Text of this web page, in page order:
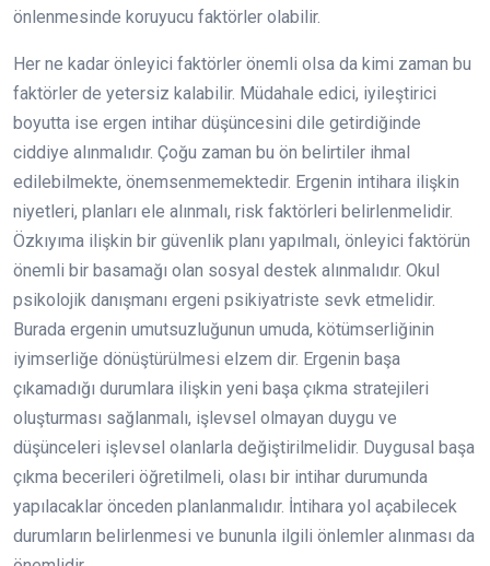
önlenmesinde koruyucu faktörler olabilir.
Her ne kadar önleyici faktörler önemli olsa da kimi zaman bu
faktörler de yetersiz kalabilir. Müdahale edici, iyileştirici
boyutta ise ergen intihar düşüncesini dile getirdiğinde
ciddiye alınmalıdır. Çoğu zaman bu ön belirtiler ihmal
edilebilmekte, önemsenmemektedir. Ergenin intihara ilişkin
niyetleri, planları ele alınmalı, risk faktörleri belirlenmelidir.
Özkıyıma ilişkin bir güvenlik planı yapılmalı, önleyici faktörün
önemli bir basamağı olan sosyal destek alınmalıdır. Okul
psikolojik danışmanı ergeni psikiyatriste sevk etmelidir.
Burada ergenin umutsuzluğunun umuda, kötümserliğinin
iyimserliğe dönüştürülmesi elzem dir. Ergenin başa
çıkamadığı durumlara ilişkin yeni başa çıkma stratejileri
oluşturması sağlanmalı, işlevsel olmayan duygu ve
düşünceleri işlevsel olanlarla değiştirilmelidir. Duygusal başa
çıkma becerileri öğretilmeli, olası bir intihar durumunda
yapılacaklar önceden planlanmalıdır. İntihara yol açabilecek
durumların belirlenmesi ve bununla ilgili önlemler alınması da